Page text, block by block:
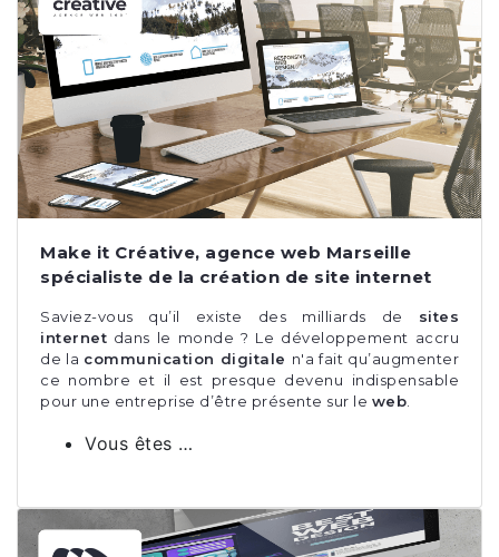
Make it Créative, agence web Marseille
spécialiste de la création de site internet
Saviez-vous qu’il existe des milliards de sites
internet dans le monde ? Le développement accru
de la communication digitale n'a fait qu’augmenter
ce nombre et il est presque devenu indispensable
pour une entreprise d’être présente sur le web
Vous êtes …